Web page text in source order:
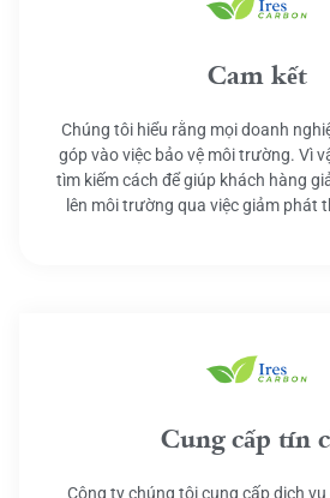
Cam kết
Chúng tôi hiểu rằng mọi doanh
góp vào việc bảo vệ môi trường. Vì
tìm kiếm cách để giúp khách hàng
lên môi trường qua việc giảm phát
Cung cấp tín
Công ty chúng tôi cung cấp dịch